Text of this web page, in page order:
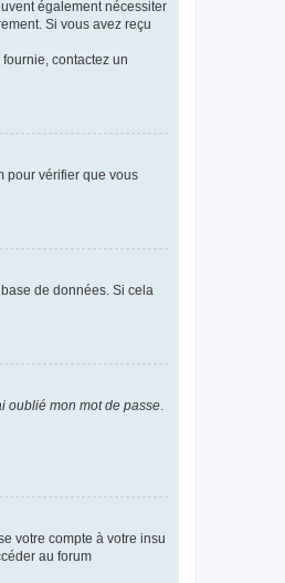
également nécessiter
Si vous avez reçu
contactez un
pour vérifier que vous
de données. Si cela
oublié mon mot de passe
votre compte à votre insu
au forum